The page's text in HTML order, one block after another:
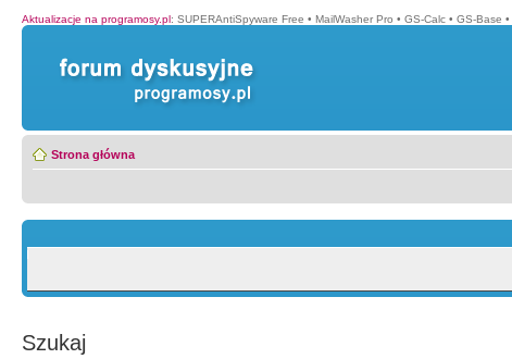
Aktualizacje na programosy.pl: SUPERAntiSpyware Free • MailWasher Pro • GS-Calc • GS-Base •
Strona główna
Szukaj